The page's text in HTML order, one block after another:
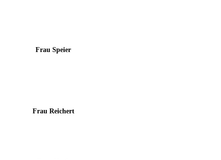
Frau Speier
Frau Reichert